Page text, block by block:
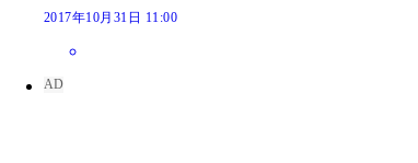
2017年10月31日 11:00